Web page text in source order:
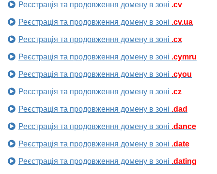
Реєстрація та продовження домену в зоні .cv
Реєстрація та продовження домену в зоні .cv.ua
Реєстрація та продовження домену в зоні .cx
Реєстрація та продовження домену в зоні .cymru
Реєстрація та продовження домену в зоні .cyou
Реєстрація та продовження домену в зоні .cz
Реєстрація та продовження домену в зоні .dad
Реєстрація та продовження домену в зоні .dance
Реєстрація та продовження домену в зоні .date
Реєстрація та продовження домену в зоні .dating